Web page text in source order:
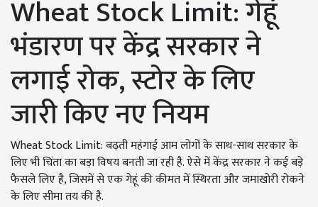
Wheat Stock Limit: गेहूं
भंडारण पर केंद्र सरकार ने
लगाई रोक, स्टोर के लिए
जारी किए नए नियम
Wheat Stock Limit: बढ़ती महंगाई आम लोगों के साथ-साथ सरकार के
लिए भी चिंता का बड़ा विषय बनती जा रही है. ऐसे में केंद्र सरकार ने कई बड़े
फैसले लिए है, जिसमें से एक गेहूं की कीमत में स्थिरता और जमाखोरी रोकने
के लिए सीमा तय की है.